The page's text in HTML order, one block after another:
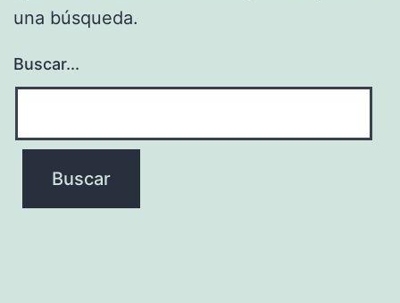
una búsqueda.
Buscar...